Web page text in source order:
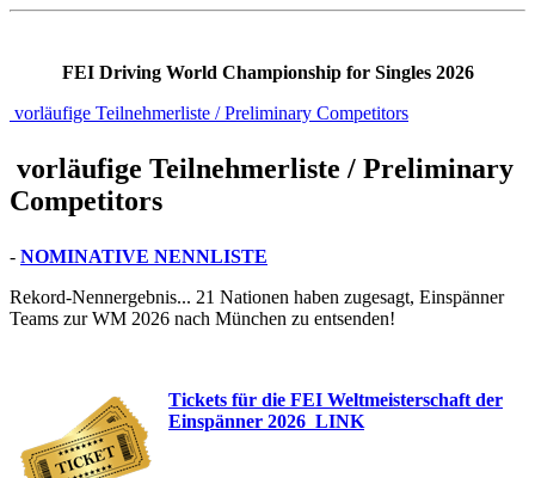
FEI Driving World Championship for Singles 2026
vorläufige Teilnehmerliste / Preliminary Competitors
vorläufige Teilnehmerliste / Preliminary
Competitors
- NOMINATIVE NENNLISTE
Rekord-Nennergebnis... 21 Nationen haben zugesagt, Einspänner
Teams zur WM 2026 nach München zu entsenden!
Tickets für die FEI Weltmeisterschaft der
Einspänner 2026 LINK